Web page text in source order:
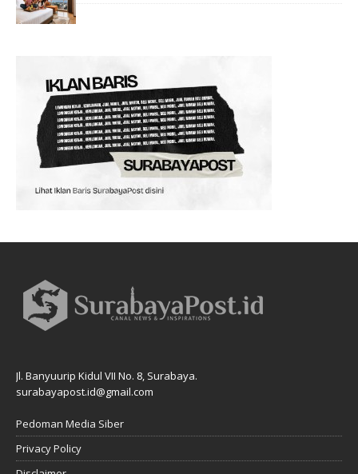
Jl. Banyuurip Kidul VII No. 8, Surabaya.
surabayapost.id@gmail.com
Pedoman Media Siber
Privacy Policy